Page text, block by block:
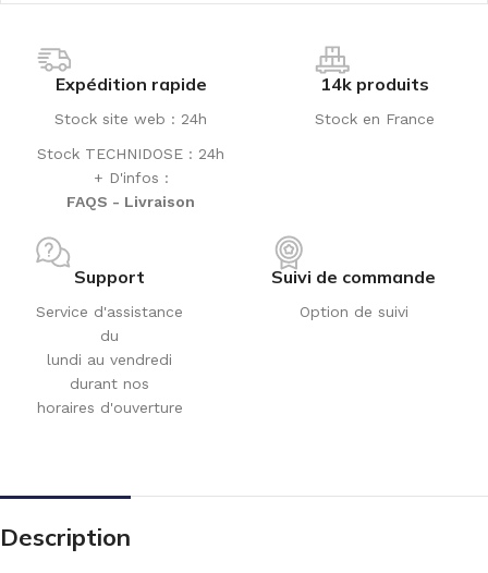
Expédition rapide
Stock site web : 24h
Stock TECHNIDOSE : 24h
+ D'infos :
FAQS - Livraison
14k produits
Stock en France
Support
Service d'assistance
du
lundi au vendredi
durant nos
horaires d'ouverture
Suivi de commande
Option de suivi
Description